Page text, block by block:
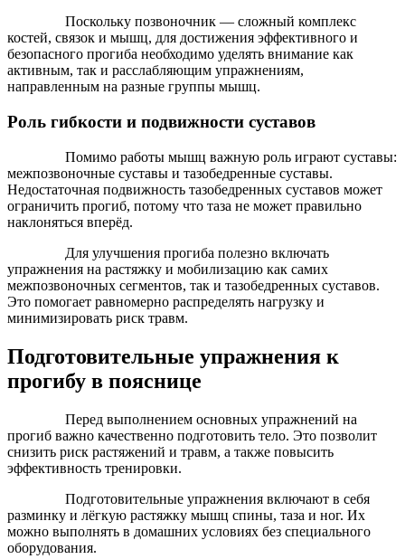
Поскольку позвоночник — сложный комплекс
костей, связок и мышц, для достижения эффективного и
безопасного прогиба необходимо уделять внимание как
активным, так и расслабляющим упражнениям,
направленным на разные группы мышц.
Роль гибкости и подвижности суставов
Помимо работы мышц важную роль играют суставы:
межпозвоночные суставы и тазобедренные суставы.
Недостаточная подвижность тазобедренных суставов может
ограничить прогиб, потому что таза не может правильно
наклоняться вперёд.
Для улучшения прогиба полезно включать
упражнения на растяжку и мобилизацию как самих
межпозвоночных сегментов, так и тазобедренных суставов.
Это помогает равномерно распределять нагрузку и
минимизировать риск травм.
Подготовительные упражнения к
прогибу в пояснице
Перед выполнением основных упражнений на
прогиб важно качественно подготовить тело. Это позволит
снизить риск растяжений и травм, а также повысить
эффективность тренировки.
Подготовительные упражнения включают в себя
разминку и лёгкую растяжку мышц спины, таза и ног. Их
можно выполнять в домашних условиях без специального
оборудования.